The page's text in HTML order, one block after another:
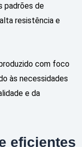
padrões de
resistência e
com foco
às necessidades
e da
eficientes